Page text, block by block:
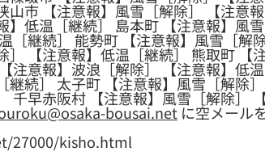
市 【注意報】風雪［解除］ 【注意
低温［継続］ 島本町 【注意報】風
［継続］ 能勢町 【注意報】風雪［解
【注意報】低温［継続］ 熊取町 【
注意報】波浪［解除］ 【注意報】低
続］ 太子町 【注意報】風雪［解除
千早赤阪村 【注意報】風雪［解除］
bousai.netに空メール
27000/kisho.html